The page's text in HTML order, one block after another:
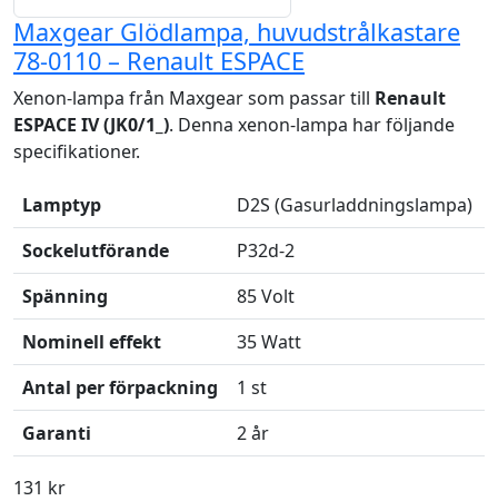
Maxgear Glödlampa, huvudstrålkastare
78-0110 – Renault ESPACE
Xenon-lampa från Maxgear som passar till Renault
ESPACE IV (JK0/1_). Denna xenon-lampa har följande
specifikationer.
Lamptyp
D2S (Gasurladdningslampa)
Sockelutförande
P32d-2
Spänning
85 Volt
Nominell effekt
35 Watt
Antal per förpackning
1 st
Garanti
2 år
131 kr